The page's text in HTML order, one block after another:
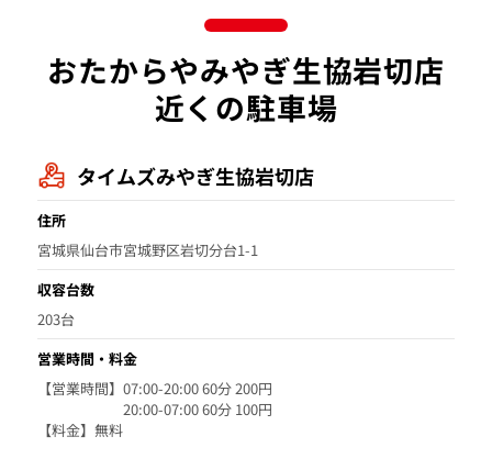
おたからやみやぎ生協岩切店
近くの駐車場
タイムズみやぎ生協岩切店
住所
宮城県仙台市宮城野区岩切分台1-1
収容台数
203台
営業時間・料金
【営業時間】07:00-20:00 60分 200円
20:00-07:00 60分 100円
【料金】無料